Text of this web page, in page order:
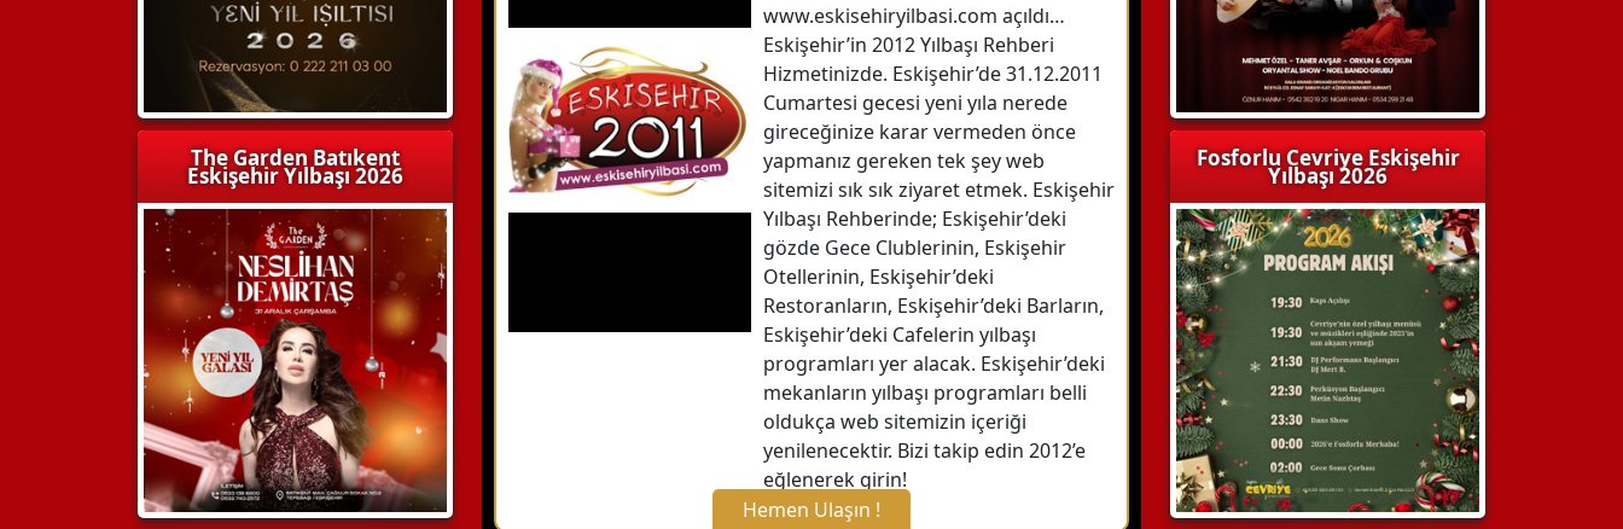
The Garden Batıkent
Eskişehir Yılbaşı 2026
www.eskisehiryilbasi.com açıldı…
Eskişehir’in 2012 Yılbaşı Rehberi
Hizmetinizde. Eskişehir’de 31.12.2011
Cumartesi gecesi yeni yıla nerede
gireceğinize karar vermeden önce
yapmanız gereken tek şey web
sitemizi sık sık ziyaret etmek. Eskişehir
Yılbaşı Rehberinde; Eskişehir’deki
gözde Gece Clublerinin, Eskişehir
Otellerinin, Eskişehir’deki
Restoranların, Eskişehir’deki Barların,
Eskişehir’deki Cafelerin yılbaşı
programları yer alacak. Eskişehir’deki
mekanların yılbaşı programları belli
oldukça web sitemizin içeriği
yenilenecektir. Bizi takip edin 2012’e
eğlenerek girin!
Hemen Ulaşın !
Fosforlu Cevriye Eskişehir
Yılbaşı 2026